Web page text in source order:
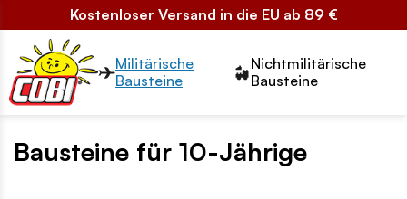
Kostenloser Versand in die EU ab 89 €
Przełącznik segmentów2
Militärische
Bausteine
Nichtmilitärische
Bausteine
Bausteine für 10-Jährige